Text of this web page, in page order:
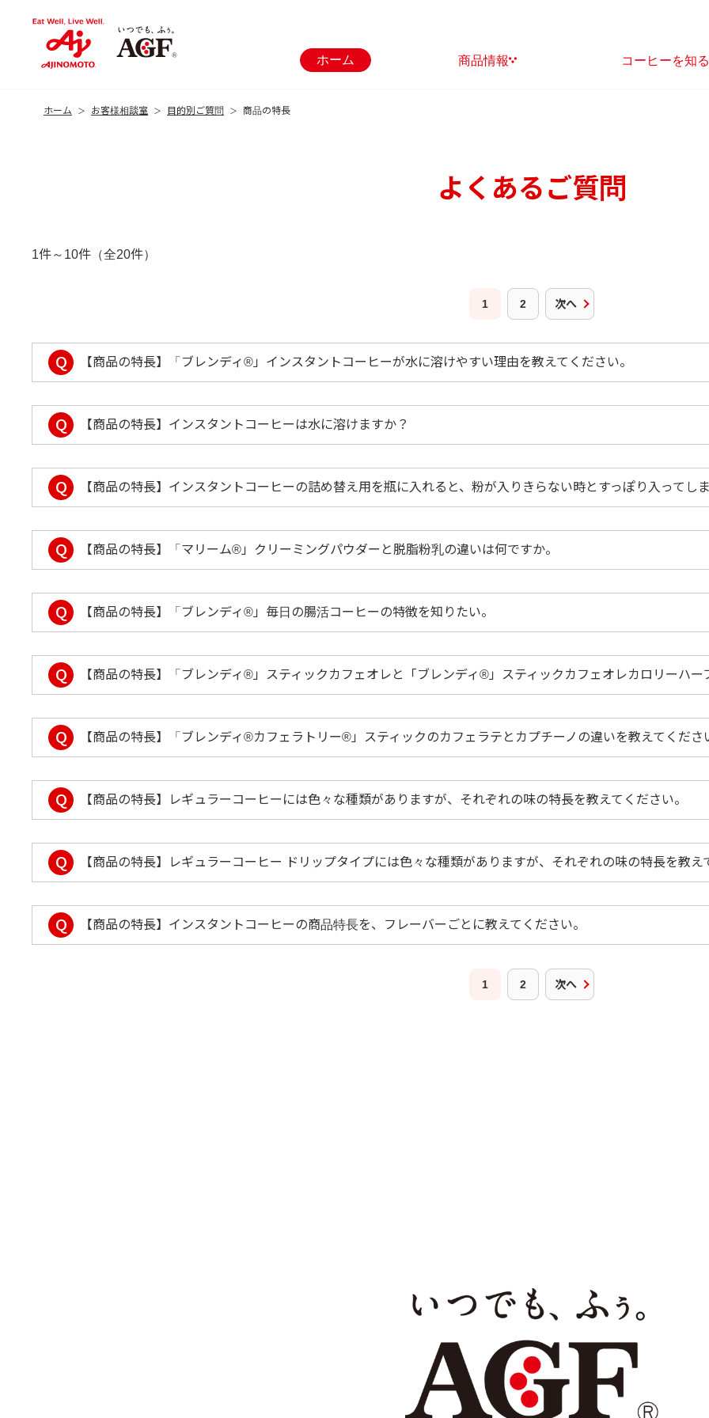
ホーム 商品情報 コーヒーを知
ホーム お客様相談室 目的別ご質問 商品の特長
よくあるご質問
1件～10件（全20件）
1 2 次へ
Q 【商品の特長】「ブレンディ®」インスタントコーヒーが水に溶けやすい理由を教えてください。
Q 【商品の特長】インスタントコーヒーは水に溶けますか？
Q 【商品の特長】インスタントコーヒーの詰め替え用を瓶に入れると、粉が入りきらない時とすっぽり入ってし
Q 【商品の特長】「マリーム®」クリーミングパウダーと脱脂粉乳の違いは何ですか。
Q 【商品の特長】「ブレンディ®」毎日の腸活コーヒーの特徴を知りたい。
Q 【商品の特長】「ブレンディ®」スティックカフェオレと「ブレンディ®」スティックカフェオレカロリーハー
Q 【商品の特長】「ブレンディ®カフェラトリー®」スティックのカフェラテとカプチーノの違いを教えてくださ
Q 【商品の特長】レギュラーコーヒーには色々な種類がありますが、それぞれの味の特長を教えてください。
Q 【商品の特長】レギュラーコーヒー ドリップタイプには色々な種類がありますが、それぞれの味の特長を教え
Q 【商品の特長】インスタントコーヒーの商品特長を、フレーバーごとに教えてください。
1 2 次へ